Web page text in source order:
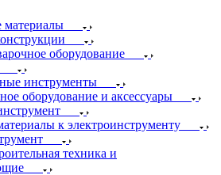
материалы
оборудование
инструменты
оборудование и аксессуары
к электроинструменту
техника и